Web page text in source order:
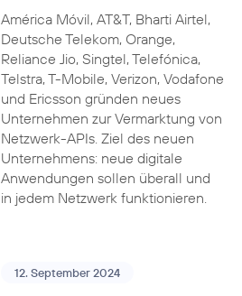
América Móvil, AT&T, Bharti Airtel,
Deutsche Telekom, Orange,
Reliance Jio, Singtel, Telefónica,
Telstra, T-Mobile, Verizon, Vodafone
und Ericsson gründen neues
Unternehmen zur Vermarktung von
Netzwerk-APIs. Ziel des neuen
Unternehmens: neue digitale
Anwendungen sollen überall und
in jedem Netzwerk funktionieren.
12. September 2024